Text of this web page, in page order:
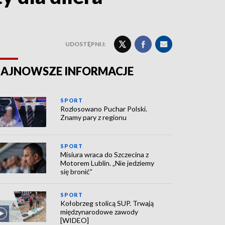
UDOSTĘPNIJ:
INFORMACJE
SPORT
Rozlosowano Puchar Polski.
Znamy pary z regionu
SPORT
Misiura wraca do Szczecina z
Motorem Lublin. „Nie jedziemy
się bronić”
SPORT
Kołobrzeg stolicą SUP. Trwają
międzynarodowe zawody
[WIDEO]